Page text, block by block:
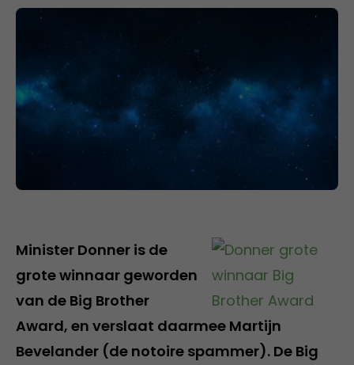
Minister Donner is de
grote winnaar geworden
van de Big Brother
Award, en verslaat daarmee Martijn
Bevelander (de notoire spammer). De Big